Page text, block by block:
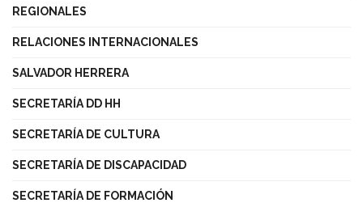
REGIONALES
RELACIONES INTERNACIONALES
SALVADOR HERRERA
SECRETARÍA DD HH
SECRETARÍA DE CULTURA
SECRETARÍA DE DISCAPACIDAD
SECRETARÍA DE FORMACIÓN